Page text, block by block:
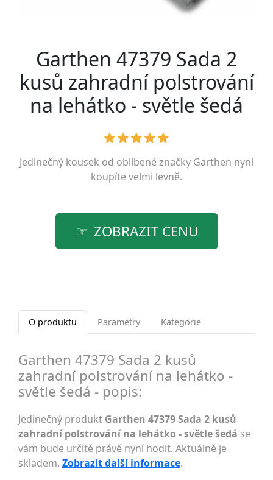
Garthen 47379 Sada 2
kusů zahradní polstrování
na lehátko - světle šedá
Jedinečný kousek od oblíbené značky Garthen nyní
koupíte velmi levně.
ZOBRAZIT CENU
O produktu Parametry Kategorie
Garthen 47379 Sada 2 kusů
zahradní polstrování na lehátko -
světle šedá - popis:
Jedinečný produkt Garthen 47379 Sada 2 kusů
zahradní polstrování na lehátko - světle šedá se
vám bude určitě právě nyní hodit. Aktuálně je
skladem. Zobrazit další informace.